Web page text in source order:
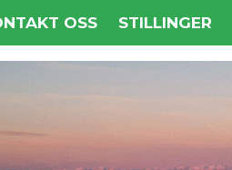
OSS STILLINGER